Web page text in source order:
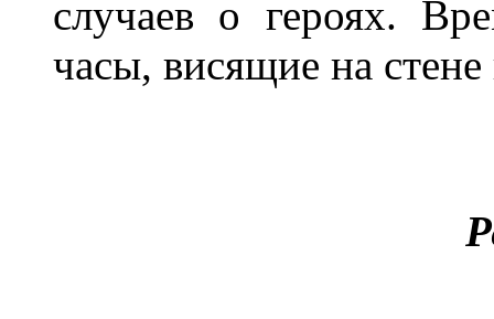
случаев о героях.
часы, висящие на стене